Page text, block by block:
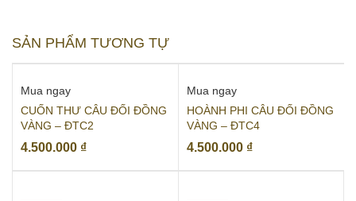
SẢN PHẨM TƯƠNG TỰ
Mua ngay
CUỐN THƯ CÂU ĐỐI ĐỒNG
VÀNG – ĐTC2
4.500.000 ₫
Mua ngay
HOÀNH PHI CÂU ĐỐI ĐỒNG
VÀNG – ĐTC4
4.500.000 ₫